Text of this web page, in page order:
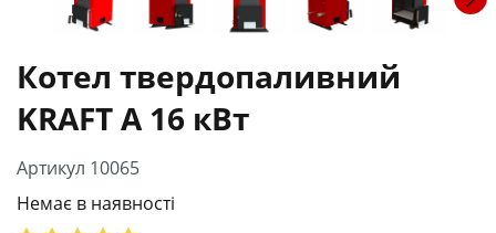
Котел твердопаливний
KRAFT A 16 кВт
Артикул 10065
Немає в наявності